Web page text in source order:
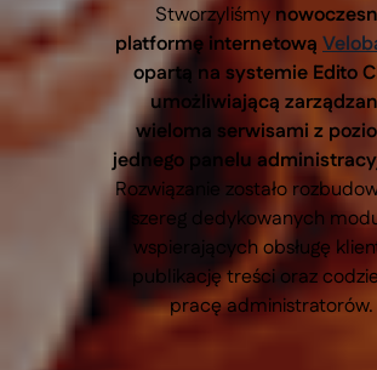
Stworzyliśmy
platformę internetową
opartą na systemie Edito
umożliwiającą
wieloma serwisami z
jednego panelu
Rozwiązanie zostało
szereg dedykowanych
wspierających obsługę
publikację treści oraz
pracę administratorów.